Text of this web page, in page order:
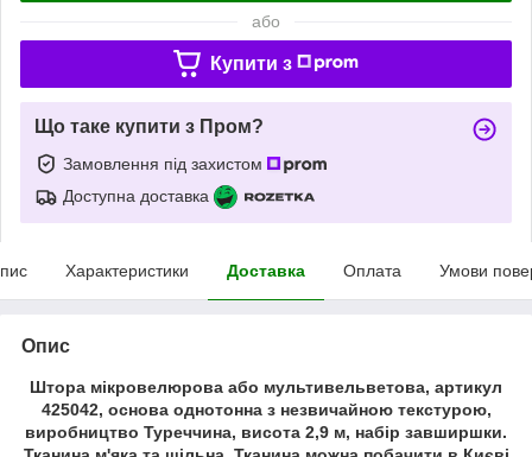
або
Купити з
Що таке купити з Пром?
Замовлення під захистом
Доступна доставка
Характеристики Доставка Оплата Умови
Опис
Штора мікровелюрова або мультивельветова, артикул
425042, основа однотонна з незвичайною текстурою,
виробництво Туреччина, висота 2,9 м, набір завширшки.